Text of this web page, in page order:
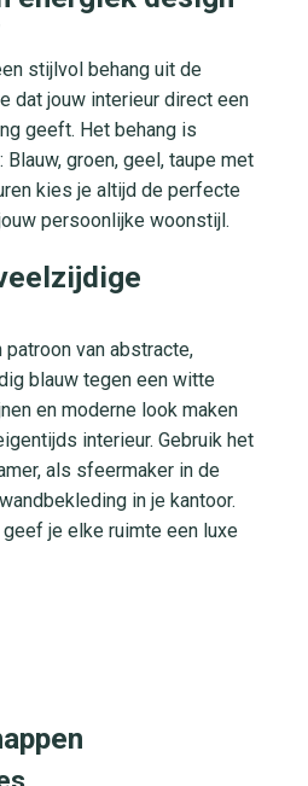
stijlvol behang uit de
dat jouw interieur direct een
geeft. Het behang is
groen, geel, taupe met
kies je altijd de perfecte
persoonlijke woonstijl.
van abstracte,
blauw tegen een witte
en moderne look maken
interieur. Gebruik het
als sfeermaker in de
in je kantoor.
je elke ruimte een luxe
door
ontwerpers en biedt een